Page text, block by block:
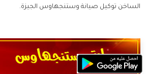
الساخن توكيل صيانة وستنجهاوس الجيزة.